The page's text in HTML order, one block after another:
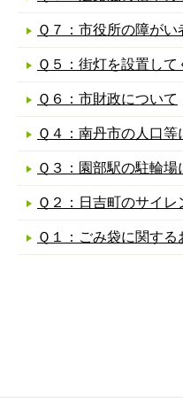
Ｑ７：市役所の障が
Ｑ５：街灯を設置して
Ｑ６：市財政について
Ｑ４：南丹市の人口等
Ｑ３：園部駅の駐輪場
Ｑ２：日吉町のサイレ
Ｑ１：ごみ袋に関する